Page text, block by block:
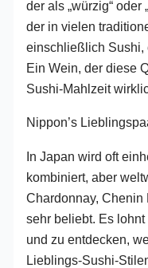
der als „würzig“
der in vielen
einschließlich Sushi,
Ein Wein, der diese
Sushi-Mahlzeit
Nippon’s
In Japan wird oft
kombiniert, aber
Chardonnay,
sehr beliebt. Es
und zu entdecken,
Lieblings-Sushi-